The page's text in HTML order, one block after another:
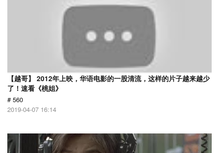
【越哥】 2012年上映，华语电影的一股清流，这样的片子越来越少
了！速看《桃姐》
# 560
2019-04-07 16:14